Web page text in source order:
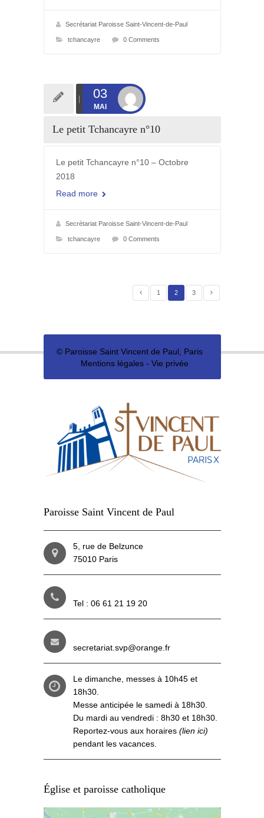
Secrétariat Paroisse Saint-Vincent-de-Paul
tchancayre 0 Comments
03
MAI
Le petit Tchancayre n°10
Le petit Tchancayre n°10 – Octobre
2018
Read more
Secrétariat Paroisse Saint-Vincent-de-Paul
tchancayre 0 Comments
1 2 3
© Paroisse Saint Vincent de Paul, Paris
Mentions légales- Vie privée
Paroisse Saint Vincent de Paul
5, rue de Belzunce
75010 Paris
Tel : 06 61 21 19 20
secretariat.svp@orange.fr
Le dimanche, messes à 10h45 et
18h30.
Messe anticipée le samedi à 18h30.
Du mardi au vendredi : 8h30 et 18h30.
Reportez-vous aux horaires (lien ici)
pendant les vacances.
Église et paroisse catholique